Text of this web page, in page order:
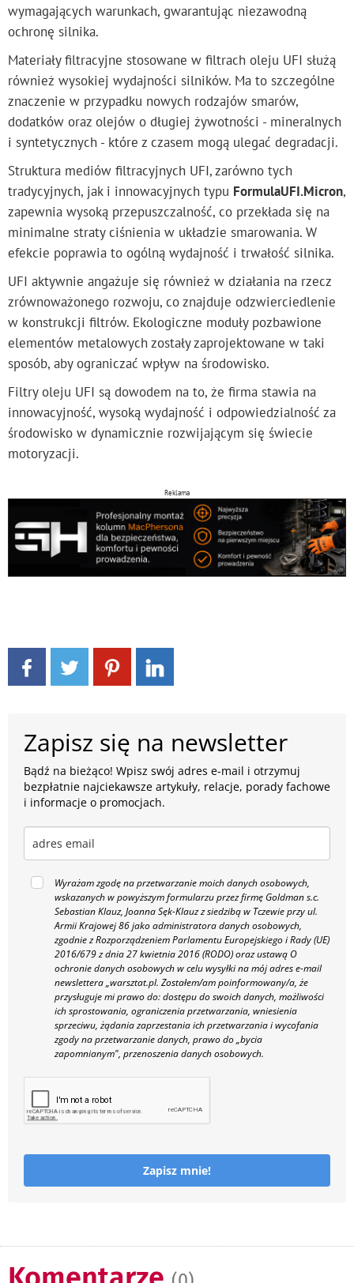
wymagających warunkach, gwarantując niezawodną
ochronę silnika.
Materiały filtracyjne stosowane w filtrach oleju UFI służą
również wysokiej wydajności silników. Ma to szczególne
znaczenie w przypadku nowych rodzajów smarów,
dodatków oraz olejów o długiej żywotności - mineralnych
i syntetycznych - które z czasem mogą ulegać degradacji.
Struktura mediów filtracyjnych UFI, zarówno tych
tradycyjnych, jak i innowacyjnych typu FormulaUFI.Micron,
zapewnia wysoką przepuszczalność, co przekłada się na
minimalne straty ciśnienia w układzie smarowania. W
efekcie poprawia to ogólną wydajność i trwałość silnika.
UFI aktywnie angażuje się również w działania na rzecz
zrównoważonego rozwoju, co znajduje odzwierciedlenie
w konstrukcji filtrów. Ekologiczne moduły pozbawione
elementów metalowych zostały zaprojektowane w taki
sposób, aby ograniczać wpływ na środowisko.
Filtry oleju UFI są dowodem na to, że firma stawia na
innowacyjność, wysoką wydajność i odpowiedzialność za
środowisko w dynamicznie rozwijającym się świecie
motoryzacji.
Reklama
Zapisz się na newsletter
Bądź na bieżąco! Wpisz swój adres e-mail i otrzymuj
bezpłatnie najciekawsze artykuły, relacje, porady fachowe
i informacje o promocjach.
Wyrażam zgodę na przetwarzanie moich danych osobowych,
wskazanych w powyższym formularzu przez firmę Goldman s.c.
Sebastian Klauz, Joanna Sęk-Klauz z siedzibą w Tczewie przy ul.
Armii Krajowej 86 jako administratora danych osobowych,
zgodnie z Rozporządzeniem Parlamentu Europejskiego i Rady (UE)
2016/679 z dnia 27 kwietnia 2016 (RODO) oraz ustawą O
ochronie danych osobowych w celu wysyłki na mój adres e-mail
newslettera „warsztat.pl. Zostałem/am poinformowany/a, że
przysługuje mi prawo do: dostępu do swoich danych, możliwości
ich sprostowania, ograniczenia przetwarzania, wniesienia
sprzeciwu, żądania zaprzestania ich przetwarzania i wycofania
zgody na przetwarzanie danych, prawo do „bycia
zapomnianym", przenoszenia danych osobowych.
Zapisz mnie!